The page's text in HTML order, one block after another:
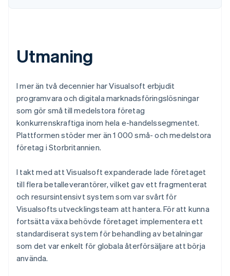
Utmaning
I mer än två decennier har Visualsoft erbjudit
programvara och digitala marknadsföringslösningar
som gör små till medelstora företag
konkurrenskraftiga inom hela e-handelssegmentet.
Plattformen stöder mer än 1 000 små- och medelstora
företag i Storbritannien.
I takt med att Visualsoft expanderade lade företaget
till flera betalleverantörer, vilket gav ett fragmenterat
och resursintensivt system som var svårt för
Visualsofts utvecklingsteam att hantera. För att kunna
fortsätta växa behövde företaget implementera ett
standardiserat system för behandling av betalningar
som det var enkelt för globala återförsäljare att börja
använda.